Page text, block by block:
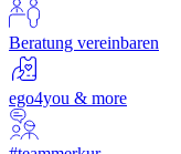
Beratung vereinbaren
ego4you & more